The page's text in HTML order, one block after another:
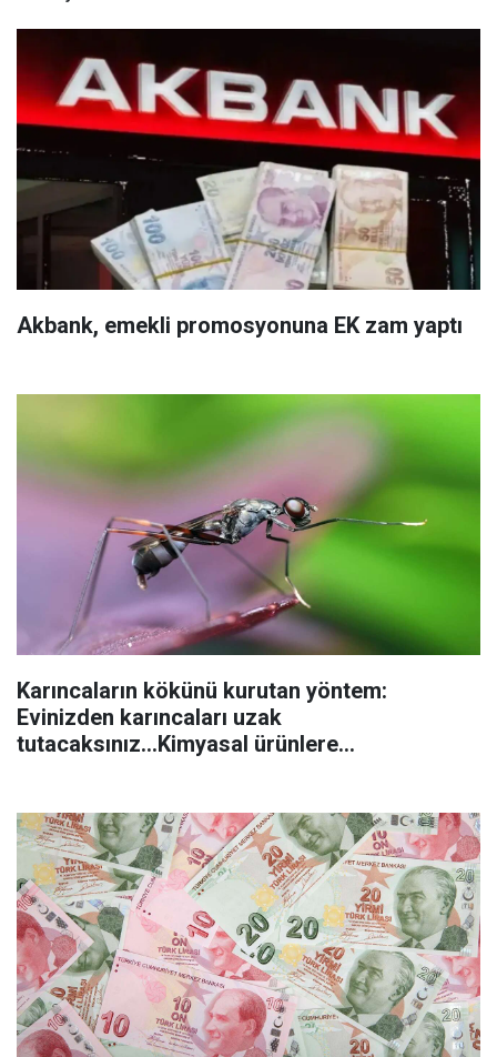
Akbank, emekli promosyonuna EK zam yaptı
Karıncaların kökünü kurutan yöntem:
Evinizden karıncaları uzak
tutacaksınız...Kimyasal ürünlere